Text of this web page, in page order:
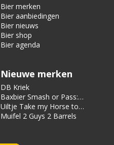
Bier merken
Bier aanbiedingen
Bier nieuws
Bier shop
Bier agenda
Nieuwe merken
DB Kriek
Baxbier Smash or Pass:
Strata
Uiltje Take my Horse to
the Hotel Room
Muifel 2 Guys 2 Barrels